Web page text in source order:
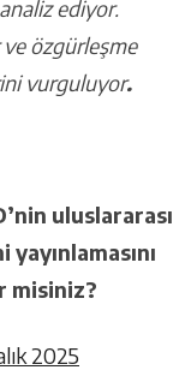
ediyor.
özgürleşme
vurguluyor.
uluslararası
misiniz?
2025